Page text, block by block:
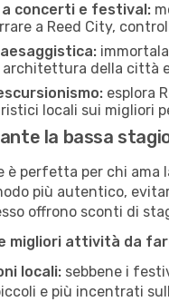
concerti e festival:
a Reed City,
della città
esplora
locali sui migliori
la bassa
è perfetta per chi ama
più autentico,
offrono sconti di
migliori attività da
locali: sebbene i
e più incentrati